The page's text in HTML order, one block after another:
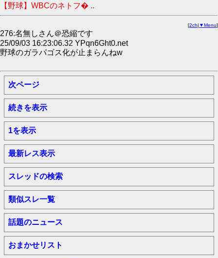
【野球】WBCのネトフ� ..
[2ch| ▼Menu]
276:名無しさん＠恐縮です
25/09/03 16:23:06.32 YPqn6Ght0.net
野球のガラパゴス化が止まらんねw
次ページ
続きを表示
1を表示
最新レス表示
スレッドの検索
類似スレ一覧
話題のニュース
おまかせリスト